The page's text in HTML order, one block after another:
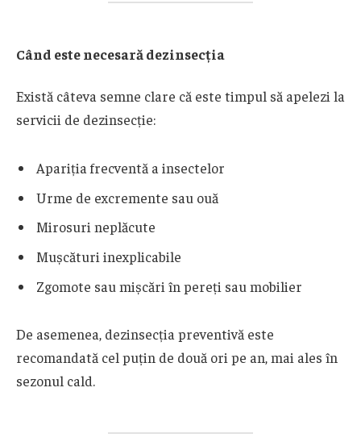
Când este necesară dezinsecția
Există câteva semne clare că este timpul să apelezi la
servicii de dezinsecție:
Apariția frecventă a insectelor
Urme de excremente sau ouă
Mirosuri neplăcute
Mușcături inexplicabile
Zgomote sau mișcări în pereți sau mobilier
De asemenea, dezinsecția preventivă este
recomandată cel puțin de două ori pe an, mai ales în
sezonul cald.